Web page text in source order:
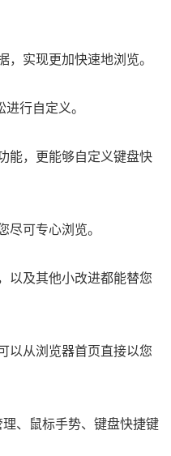
，实现更加快速地浏览。
行自定义。
能，更能够自定义键盘快
尽可专心浏览。
以及其他小改进都能替您
以从浏览器首页直接以您
、鼠标手势、键盘快捷键